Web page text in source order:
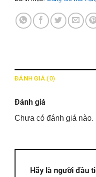
ĐÁNH GIÁ (0)
Đánh giá
Chưa có đánh giá nào.
Hãy là người đầu